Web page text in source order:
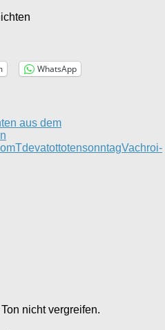
WhatsApp
aus dem
TdevatottotensonntagVachroi-
nicht vergreifen.